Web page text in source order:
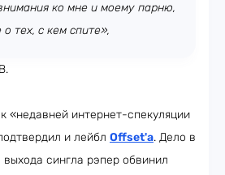
ко мне и моему парню,
тех, с кем спите»,
«недавней интернет-спекуляции
и лейбл Offset'а. Дело в
выхода сингла рэпер обвинил